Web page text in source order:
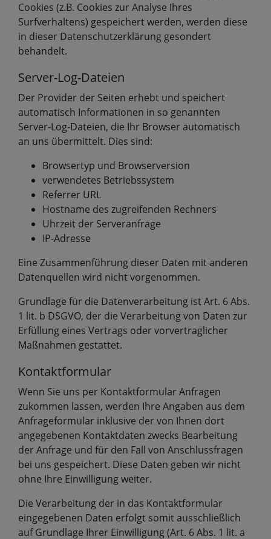
Cookies (z.B. Cookies zur Analyse Ihres
Surfverhaltens) gespeichert werden, werden diese
in dieser Datenschutzerklärung gesondert
behandelt.
Server-Log-Dateien
Der Provider der Seiten erhebt und speichert
automatisch Informationen in so genannten
Server-Log-Dateien, die Ihr Browser automatisch
an uns übermittelt. Dies sind:
Browsertyp und Browserversion
verwendetes Betriebssystem
Referrer URL
Hostname des zugreifenden Rechners
Uhrzeit der Serveranfrage
IP-Adresse
Eine Zusammenführung dieser Daten mit anderen
Datenquellen wird nicht vorgenommen.
Grundlage für die Datenverarbeitung ist Art. 6 Abs.
1 lit. b DSGVO, der die Verarbeitung von Daten zur
Erfüllung eines Vertrags oder vorvertraglicher
Maßnahmen gestattet.
Kontaktformular
Wenn Sie uns per Kontaktformular Anfragen
zukommen lassen, werden Ihre Angaben aus dem
Anfrageformular inklusive der von Ihnen dort
angegebenen Kontaktdaten zwecks Bearbeitung
der Anfrage und für den Fall von Anschlussfragen
bei uns gespeichert. Diese Daten geben wir nicht
ohne Ihre Einwilligung weiter.
Die Verarbeitung der in das Kontaktformular
eingegebenen Daten erfolgt somit ausschließlich
auf Grundlage Ihrer Einwilligung (Art. 6 Abs. 1 lit. a